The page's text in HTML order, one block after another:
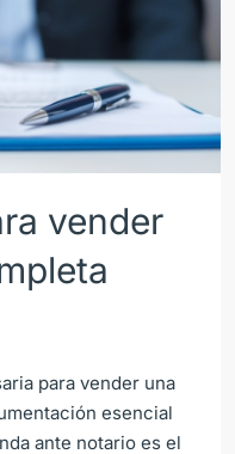
vender
para vender una
esencial
ante notario es el